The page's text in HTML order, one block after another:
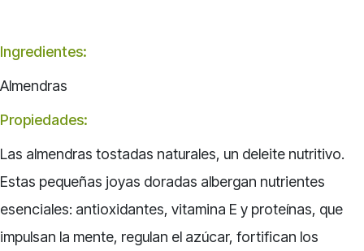
Ingredientes:
Almendras
Propiedades:
Las almendras tostadas naturales, un deleite nutritivo.
Estas pequeñas joyas doradas albergan nutrientes
esenciales: antioxidantes, vitamina E y proteínas, que
impulsan la mente, regulan el azúcar, fortifican los